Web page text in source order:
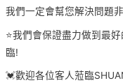
我們一定會幫您解決問題
⭐️我們會保證盡力做到最
臨!
💓歡迎各位客人蒞臨